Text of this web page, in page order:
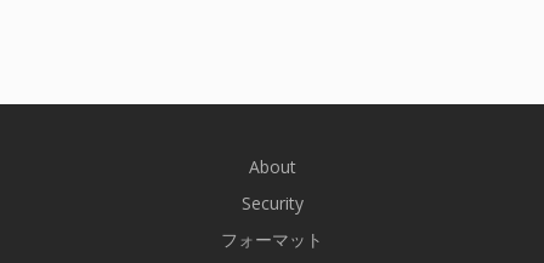
About
Security
フォーマット